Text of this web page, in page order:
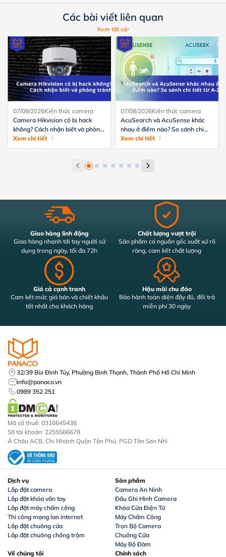
Các bài viết liên quan
Xem tất cả
07/08/2026Kiến thức camera
Camera Hikvision có bị hack
không? Cách nhận biết và phòng
tránh hiệu quả
Xem chi tiết
07/08/2026Kiến thức camera
AcuSearch và AcuSense khác
nhau ở điểm nào? So sánh chi
tiết từ A-Z
Xem chi tiết
Giao hàng linh động
Giao hàng nhanh tới tay người sử
dụng trong ngày, tối đa 72h
Chất lượng vượt trội
Sản phẩm có nguồn gốc xuất xứ rõ
ràng, cam kết chất lượng
Giá cả cạnh tranh
Cam kết mức giá bán và chiết khấu
tốt nhất cho khách hàng
Hậu mãi chu đáo
Bảo hành toàn diện đầy đủ, đổi trả
miễn phí 30 ngày
Về chúng tôi
Dịch vụ
Lắp đặt camera
Lắp đặt khóa vân tay
Lắp đặt máy chấm công
Thi công mạng lan internet
Lắp đặt chuông cửa
Lắp đặt chuông chống trộm
Sản phẩm
Camera An Ninh
Đầu Ghi Hình Camera
Khóa Cửa Điện Tử
Máy Chấm Công
Trọn Bộ Camera
Chuông Cửa
Máy Bộ Đàm
Chính sách
32/39 Bùi Đình Túy, Phường Bình Thạnh, Thành Phố Hồ Chí Minh
info@panaco.vn
0989 352 251
Mã số thuế: 0316645438
Số tài khoản: 2255566678
Á Châu ACB, Chi Nhánh Quận Tân Phú, PGD Tân Sơn Nhì